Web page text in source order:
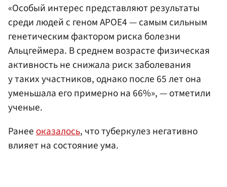
«Особый интерес представляют результаты
среди людей с геном APOE4 — самым сильным
генетическим фактором риска болезни
Альцгеймера. В среднем возрасте физическая
активность не снижала риск заболевания
у таких участников, однако после 65 лет она
уменьшала его примерно на 66%», — отметили
ученые.
Ранееоказалось, что туберкулез негативно
влияет на состояние ума.